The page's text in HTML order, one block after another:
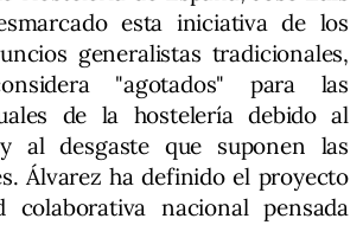
esta iniciativa de los
generalistas tradicionales,
"agotados" para las
de la hostelería debido al
y al desgaste que suponen las
Álvarez ha definido el proyecto
nacional pensada